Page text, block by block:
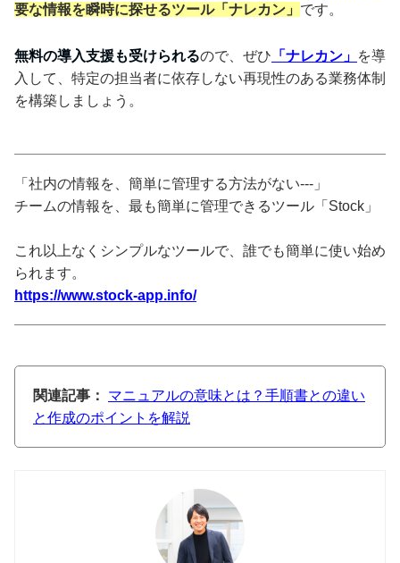
要な情報を瞬時に探せるツール「ナレカン」 です。
無料の導入支援も受けられるので、ぜひ 「ナレカン」 を導
入して、特定の担当者に依存しない再現性のある業務体制
を構築しましょう。
「社内の情報を、簡単に管理する方法がない---」
チームの情報を、最も簡単に管理できるツール「Stock」
これ以上なくシンプルなツールで、誰でも簡単に使い始め
られます。
https://www.stock-app.info/
関連記事： マニュアルの意味とは？手順書との違い
と作成のポイントを解説